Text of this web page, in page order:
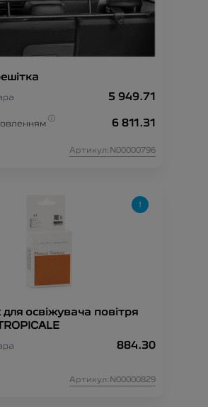
5 949.71
6 811.31
Артикул:N00000796
освіжувача повітря
884.30
Артикул:N00000829